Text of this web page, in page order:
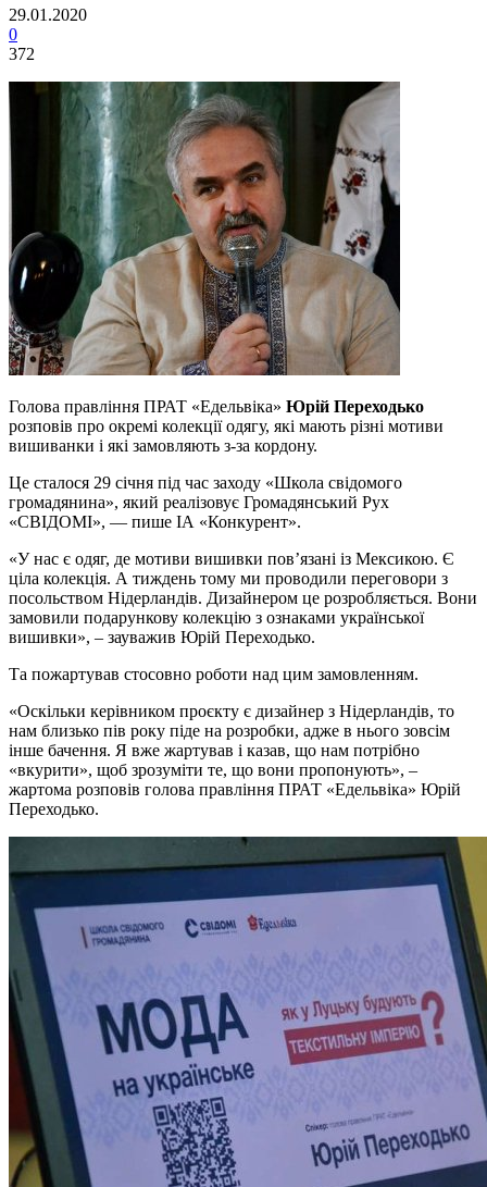
29.01.2020
0
372
Голова правління ПРАТ «Едельвіка» Юрій Переходько
розповів про окремі колекції одягу, які мають різні мотиви
вишиванки і які замовляють з-за кордону.
Це сталося 29 січня під час заходу «Школа свідомого
громадянина», який реалізовує Громадянський Рух
«СВІДОМІ», — пише ІА «Конкурент».
«У нас є одяг, де мотиви вишивки пов’язані із Мексикою. Є
ціла колекція. А тиждень тому ми проводили переговори з
посольством Нідерландів. Дизайнером це розробляється. Вони
замовили подарункову колекцію з ознаками української
вишивки», – зауважив Юрій Переходько.
Та пожартував стосовно роботи над цим замовленням.
«Оскільки керівником проєкту є дизайнер з Нідерландів, то
нам близько пів року піде на розробки, адже в нього зовсім
інше бачення. Я вже жартував і казав, що нам потрібно
«вкурити», щоб зрозуміти те, що вони пропонують», –
жартома розповів голова правління ПРАТ «Едельвіка» Юрій
Переходько.